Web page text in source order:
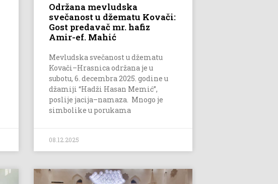
Održana mevludska
svečanost u džematu Kovači:
Gost predavač mr. hafiz
Amir-ef. Mahić
Mevludska svečanost u džematu
Kovači–Hrasnica održana je u
subotu, 6. decembra 2025. godine u
džamiji “Hadži Hasan Memić”,
poslije jacija–namaza. Mnogo je
simbolike u porukama
08.12.2025